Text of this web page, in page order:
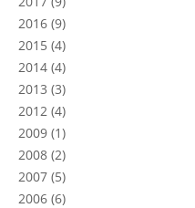
2016 (9)
2015 (4)
2014 (4)
2013 (3)
2012 (4)
2009 (1)
2008 (2)
2007 (5)
2006 (6)